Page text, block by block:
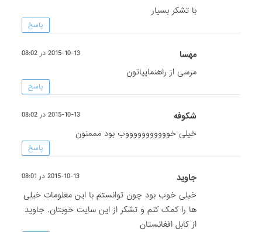
با تشکر بسیار
پاسخ
مهسا 2015-10-13 در 08:02
مرسی از راهنماییاتون
پاسخ
شکوفه 2015-10-13 در 08:02
خیلی خوووووووووووب بود مممنون
پاسخ
جاوید 2015-10-13 در 08:01
خیلی خوب بود چون توانستم با این معلومات خیلی
ها را کمک کنم و تشکر از این سایت خوبتان. جاوید
از کابل افغانستان